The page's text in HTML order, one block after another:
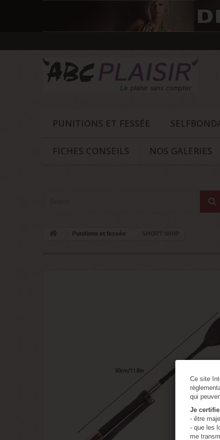
PUNITIONS ET FESSÉE
FICHES CONSEILS NOS GALERIES
Punitions et fessée
Ce site
qui
Je
- être
- que les
me